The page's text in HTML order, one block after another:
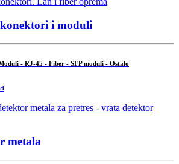
i moduli
- RJ-45 - Fiber - SFP moduli - Ostalo
metala